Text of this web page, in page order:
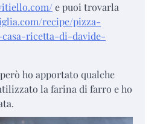
e puoi trovarla
recipe/pizza-
ricetta-di-davide-
ho apportato qualche
la farina di farro e ho